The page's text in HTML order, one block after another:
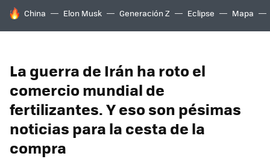
HOY SE HABLA DE
China Elon Musk Generación Z Eclipse Mapa
La guerra de Irán ha roto el
comercio mundial de
fertilizantes. Y eso son pésimas
noticias para la cesta de la
compra